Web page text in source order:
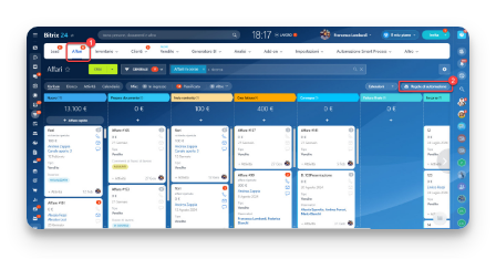
Automazione
Flussi di lavoro
Marketing
Gestione inventario